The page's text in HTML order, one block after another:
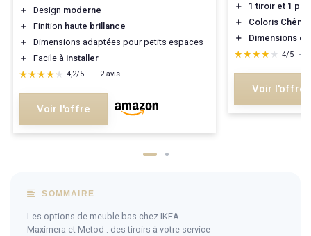
＋ Design moderne
＋
Finition haute brillance
＋
Dimensions adaptées pour petits espaces
＋
Facile à installer
★★★★★
★★★★★ 4,2/5 — 2 avis
Voir l'offre
＋
1 tiroir et 1
＋
Coloris Chêne
＋
Dimensions
★★★★★
★★★★★ 4/5 —
Voir l'offre
SOMMAIRE
Les options de meuble bas chez IKEA
Maximera et Metod : des tiroirs à votre service